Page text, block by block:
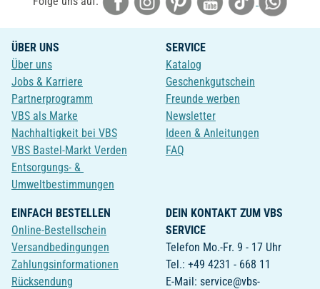
ÜBER UNS
Über uns
Jobs & Karriere
Partnerprogramm
VBS als Marke
Nachhaltigkeit bei VBS
VBS Bastel-Markt Verden
Entsorgungs- &
Umweltbestimmungen
SERVICE
Katalog
Geschenkgutschein
Freunde werben
Newsletter
Ideen & Anleitungen
FAQ
EINFACH BESTELLEN
Online-Bestellschein
Versandbedingungen
Zahlungsinformationen
Rücksendung
DEIN KONTAKT ZUM VBS
SERVICE
Telefon Mo.-Fr. 9 - 17 Uhr
Tel.: +49 4231 - 668 11
E-Mail: service@vbs-